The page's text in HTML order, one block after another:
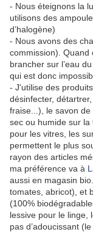
- Nous éteignons la
utilisons des
d’halogène)
- Nous avons des
commission). Quand
brancher sur l’eau
qui est donc
- J'utilise des
désinfecter,
fraise...), le savon
sec ou humide sur
pour les vitres, les
permettent le plus
rayon des articles
ma préférence va à
aussi en magasin
tomates, abricot), et
(100%
lessive pour le linge,
pas d’adoucissant